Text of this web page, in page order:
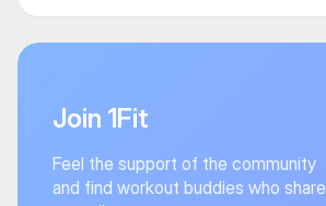
Join 1Fit
Feel the support of the community
and find workout buddies who share